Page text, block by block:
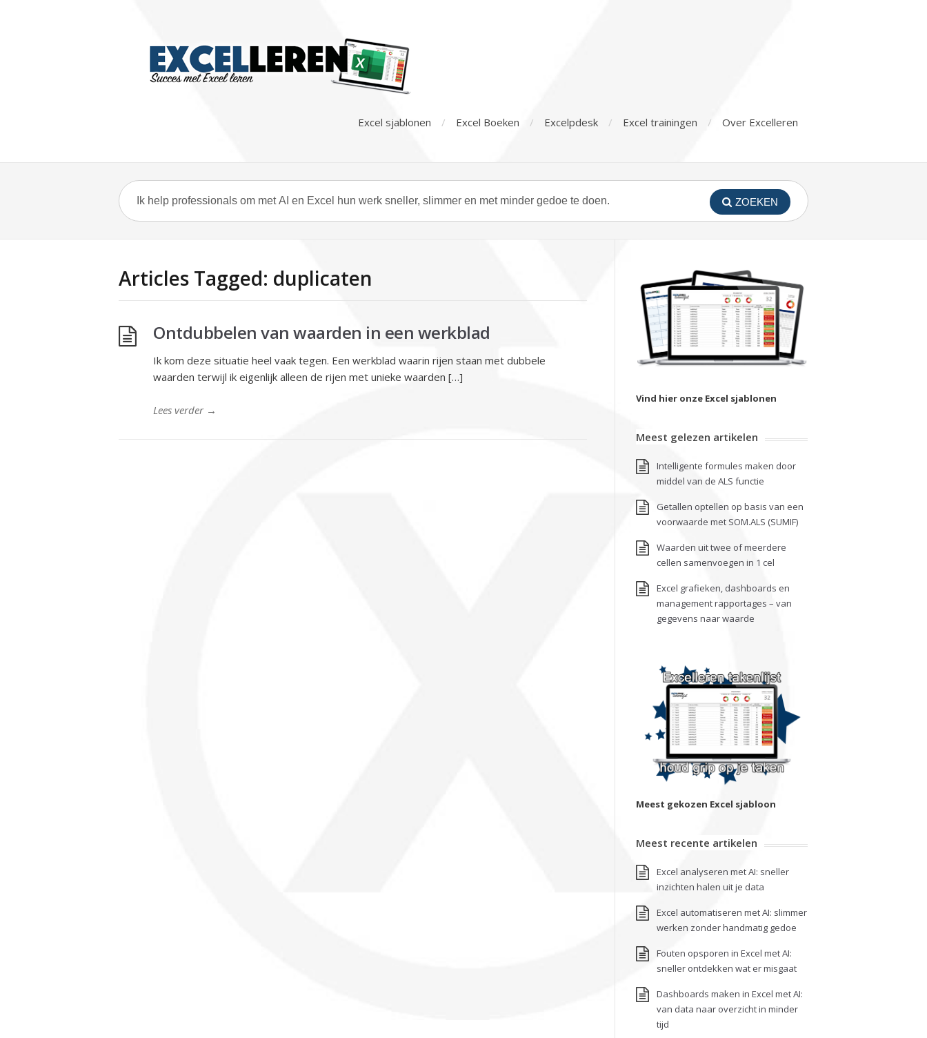
Excel sjablonen Excel Boeken Excelpdesk Excel trainingen Over Excelleren
ZOEKEN
Articles Tagged: duplicaten
Ontdubbelen van waarden in een werkblad
Ik kom deze situatie heel vaak tegen. Een werkblad waarin rijen staan met dubbele
waarden terwijl ik eigenlijk alleen de rijen met unieke waarden […]
Lees verder→
Vind hier onze Excel sjablonen
Meest gelezen artikelen
Intelligente formules maken door
middel van de ALS functie
Getallen optellen op basis van een
voorwaarde met SOM.ALS (SUMIF)
Waarden uit twee of meerdere
cellen samenvoegen in 1 cel
Excel grafieken, dashboards en
management rapportages – van
gegevens naar waarde
Meest gekozen Excel sjabloon
Meest recente artikelen
Excel analyseren met AI: sneller
inzichten halen uit je data
Excel automatiseren met AI: slimmer
werken zonder handmatig gedoe
Fouten opsporen in Excel met AI:
sneller ontdekken wat er misgaat
Dashboards maken in Excel met AI:
van data naar overzicht in minder
tijd